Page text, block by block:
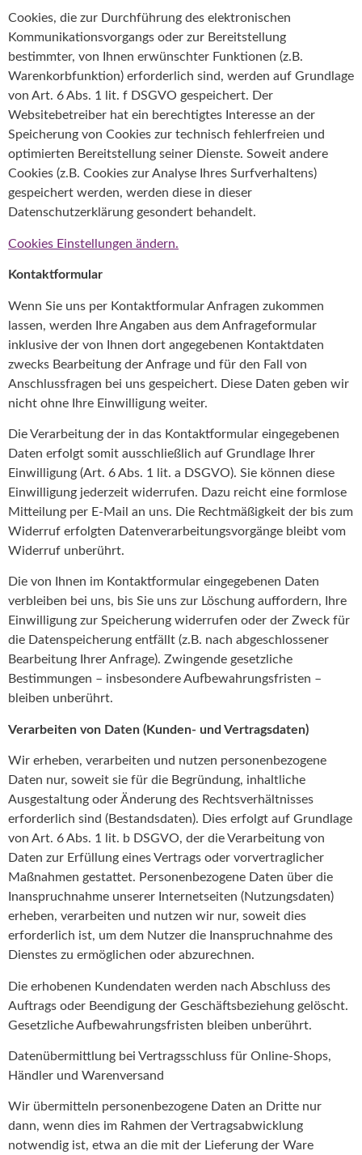
Cookies, die zur Durchführung des elektronischen
Kommunikationsvorgangs oder zur Bereitstellung
bestimmter, von Ihnen erwünschter Funktionen (z.B.
Warenkorbfunktion) erforderlich sind, werden auf Grundlage
von Art. 6 Abs. 1 lit. f DSGVO gespeichert. Der
Websitebetreiber hat ein berechtigtes Interesse an der
Speicherung von Cookies zur technisch fehlerfreien und
optimierten Bereitstellung seiner Dienste. Soweit andere
Cookies (z.B. Cookies zur Analyse Ihres Surfverhaltens)
gespeichert werden, werden diese in dieser
Datenschutzerklärung gesondert behandelt.
Cookies Einstellungen ändern.
Kontaktformular
Wenn Sie uns per Kontaktformular Anfragen zukommen
lassen, werden Ihre Angaben aus dem Anfrageformular
inklusive der von Ihnen dort angegebenen Kontaktdaten
zwecks Bearbeitung der Anfrage und für den Fall von
Anschlussfragen bei uns gespeichert. Diese Daten geben wir
nicht ohne Ihre Einwilligung weiter.
Die Verarbeitung der in das Kontaktformular eingegebenen
Daten erfolgt somit ausschließlich auf Grundlage Ihrer
Einwilligung (Art. 6 Abs. 1 lit. a DSGVO). Sie können diese
Einwilligung jederzeit widerrufen. Dazu reicht eine formlose
Mitteilung per E-Mail an uns. Die Rechtmäßigkeit der bis zum
Widerruf erfolgten Datenverarbeitungsvorgänge bleibt vom
Widerruf unberührt.
Die von Ihnen im Kontaktformular eingegebenen Daten
verbleiben bei uns, bis Sie uns zur Löschung auffordern, Ihre
Einwilligung zur Speicherung widerrufen oder der Zweck für
die Datenspeicherung entfällt (z.B. nach abgeschlossener
Bearbeitung Ihrer Anfrage). Zwingende gesetzliche
Bestimmungen – insbesondere Aufbewahrungsfristen –
bleiben unberührt.
Verarbeiten von Daten (Kunden- und Vertragsdaten)
Wir erheben, verarbeiten und nutzen personenbezogene
Daten nur, soweit sie für die Begründung, inhaltliche
Ausgestaltung oder Änderung des Rechtsverhältnisses
erforderlich sind (Bestandsdaten). Dies erfolgt auf Grundlage
von Art. 6 Abs. 1 lit. b DSGVO, der die Verarbeitung von
Daten zur Erfüllung eines Vertrags oder vorvertraglicher
Maßnahmen gestattet. Personenbezogene Daten über die
Inanspruchnahme unserer Internetseiten (Nutzungsdaten)
erheben, verarbeiten und nutzen wir nur, soweit dies
erforderlich ist, um dem Nutzer die Inanspruchnahme des
Dienstes zu ermöglichen oder abzurechnen.
Die erhobenen Kundendaten werden nach Abschluss des
Auftrags oder Beendigung der Geschäftsbeziehung gelöscht.
Gesetzliche Aufbewahrungsfristen bleiben unberührt.
Datenübermittlung bei Vertragsschluss für Online-Shops,
Händler und Warenversand
Wir übermitteln personenbezogene Daten an Dritte nur
dann, wenn dies im Rahmen der Vertragsabwicklung
notwendig ist, etwa an die mit der Lieferung der Ware